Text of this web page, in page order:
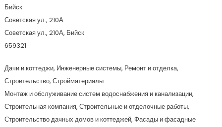
Бийск
Советская ул., 210А
Советская ул., 210А, Бийск
659321
Дачи и коттеджи, Инженерные системы, Ремонт и отделка,
Строительство, Стройматериалы
Монтаж и обслуживание систем водоснабжения и канализации,
Строительная компания, Строительные и отделочные работы,
Строительство дачных домов и коттеджей, Фасады и фасадные